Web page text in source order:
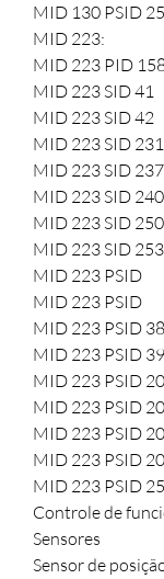
MID 130 PSID
MID 223:
MID 223 PID
MID 223 SID 41
MID 223 SID 42
MID 223 SID 231
MID 223 SID 237
MID 223 SID 240
MID 223 SID 250
MID 223 SID 253
MID 223 PSID
MID 223 PSID
MID 223 PSID 38
MID 223 PSID 39
MID 223 PSID
MID 223 PSID
MID 223 PSID
MID 223 PSID
MID 223 PSID
Controle de
Sensores
Sensor de